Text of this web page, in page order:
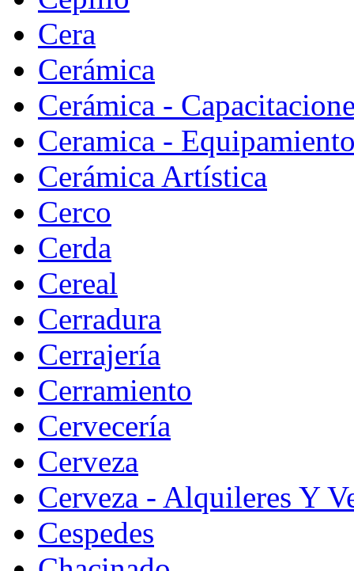
Cera
Cerámica
Cerámica -
Ceramica -
Cerámica Artística
Cerco
Cerda
Cereal
Cerradura
Cerrajería
Cerramiento
Cervecería
Cerveza
Cerveza - Alquileres Y
Cespedes